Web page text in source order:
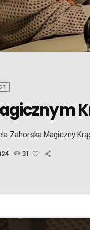
Zahorska Magiczny
31